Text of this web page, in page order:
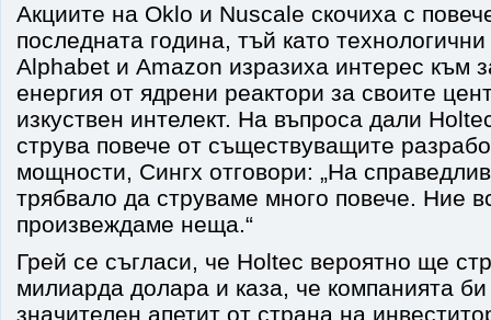
Акциите на Oklo и Nuscale скочиха с
последната година, тъй като
Alphabet и Amazon изразиха интерес към
енергия от ядрени реактори за своите
изкуствен интелект. На въпроса дали
струва повече от съществуващите
мощности, Сингх отговори: „На
трябвало да струваме много повече. Ние
произвеждаме неща.“
Грей се съгласи, че Holtec вероятно ще
милиарда долара и каза, че компанията
значителен апетит от страна на